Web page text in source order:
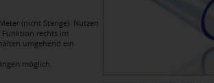
(nicht Stange). Nutzen
Funktion rechts im
umgehend ein
möglich.